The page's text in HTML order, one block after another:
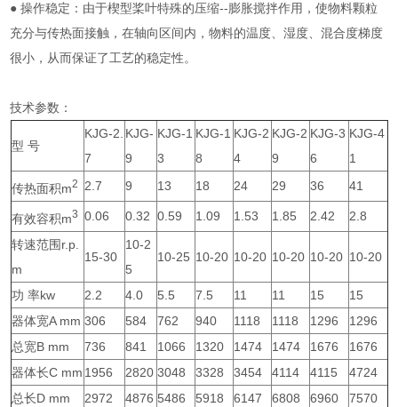
● 操作稳定：由于楔型桨叶特殊的压缩--膨胀搅拌作用，使物料颗粒
充分与传热面接触，在轴向区间内，物料的温度、湿度、混合度梯度
很小，从而保证了工艺的稳定性。
技术参数：
型 号
KJG-2.
7
KJG-
9
KJG-1
3
KJG-1
8
KJG-2
4
KJG-2
9
KJG-3
6
KJG-4
1
传热面积m2 2.7 9 13 18 24 29 36 41
有效容积m3 0.06 0.32 0.59 1.09 1.53 1.85 2.42
2.8
转速范围r.p.
m
15-30
10-2
5
10-25 10-20 10-20 10-20 10-20 10-20
功 率kw 2.2 4.0 5.5 7.5 11 11 15
15
器体宽A mm 306 584 762 940 1118 1118 1296
1296
总宽B mm
736 841 1066 1320 1474 1474 1676
1676
器体长C mm 1956 2820 3048 3328 3454 4114 4115
4724
总长D mm
2972 4876 5486 5918 6147 6808 6960
7570